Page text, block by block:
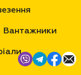
Вантажники